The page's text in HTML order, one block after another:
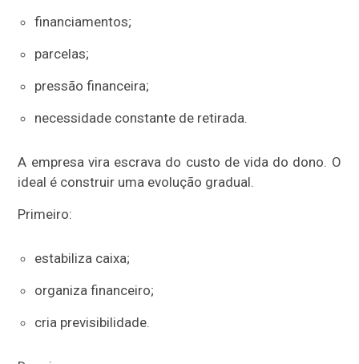
financiamentos;
parcelas;
pressão financeira;
necessidade constante de retirada.
A empresa vira escrava do custo de vida do dono. O
ideal é construir uma evolução gradual.
Primeiro:
estabiliza caixa;
organiza financeiro;
cria previsibilidade.